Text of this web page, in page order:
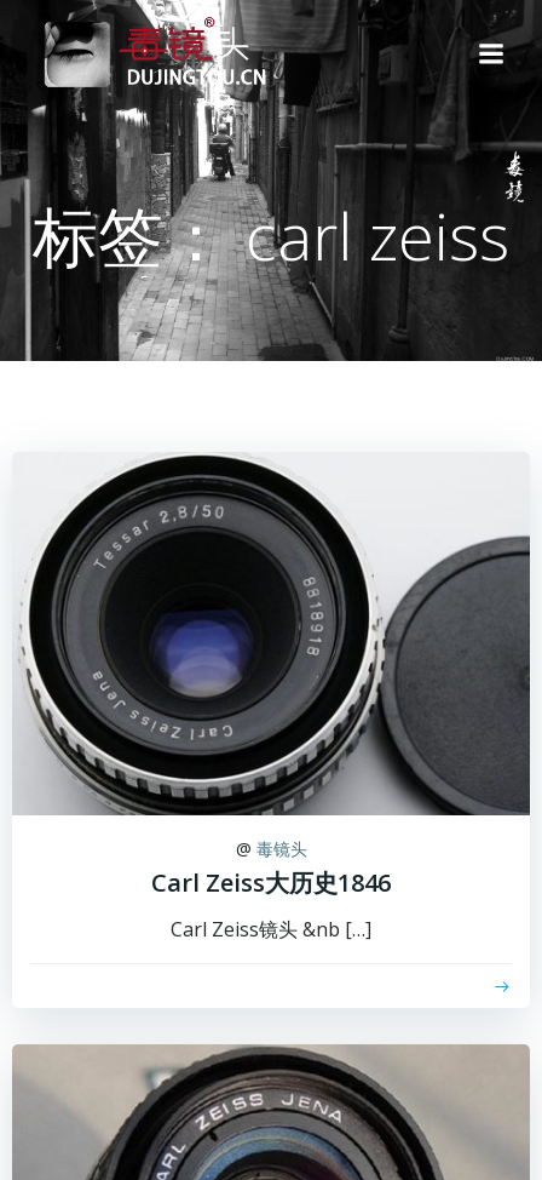
转
到
内
容
标签： carl zeiss
@ 毒镜头
Carl Zeiss大历史1846
Carl Zeiss镜头 &nb […]